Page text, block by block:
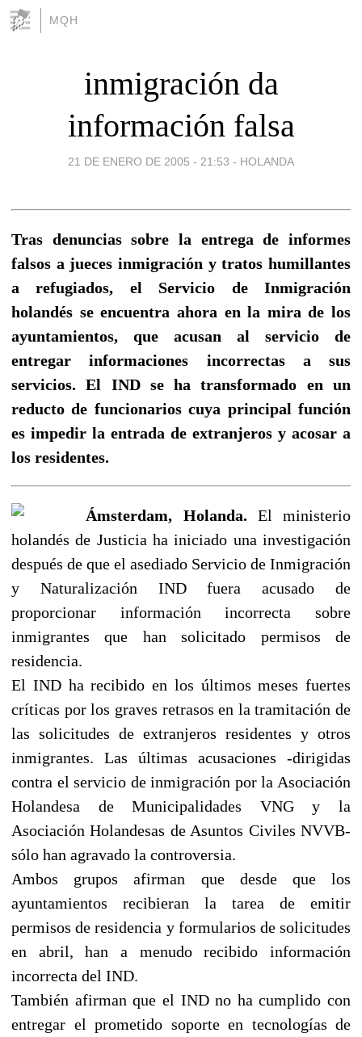
MQH
inmigración da
información falsa
21 DE ENERO DE 2005 - 21:53 - HOLANDA
Tras denuncias sobre la entrega de informes
falsos a jueces inmigración y tratos humillantes
a refugiados, el Servicio de Inmigración
holandés se encuentra ahora en la mira de los
ayuntamientos, que acusan al servicio de
entregar informaciones incorrectas a sus
servicios. El IND se ha transformado en un
reducto de funcionarios cuya principal función
es impedir la entrada de extranjeros y acosar a
los residentes.
Ámsterdam, Holanda. El ministerio
holandés de Justicia ha iniciado una investigación
después de que el asediado Servicio de Inmigración
y Naturalización IND fuera acusado de
proporcionar información incorrecta sobre
inmigrantes que han solicitado permisos de
residencia.
El IND ha recibido en los últimos meses fuertes
críticas por los graves retrasos en la tramitación de
las solicitudes de extranjeros residentes y otros
inmigrantes. Las últimas acusaciones -dirigidas
contra el servicio de inmigración por la Asociación
Holandesa de Municipalidades VNG y la
Asociación Holandesas de Asuntos Civiles NVVB-
sólo han agravado la controversia.
Ambos grupos afirman que desde que los
ayuntamientos recibieran la tarea de emitir
permisos de residencia y formularios de solicitudes
en abril, han a menudo recibido información
incorrecta del IND.
También afirman que el IND no ha cumplido con
entregar el prometido soporte en tecnologías de